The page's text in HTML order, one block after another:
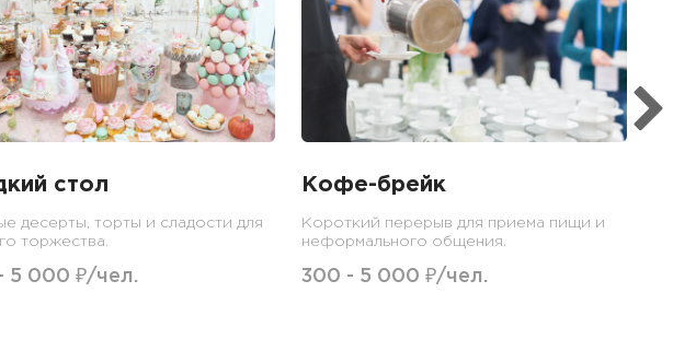
стол
десерты, торты и сладости для
торжества.
5 000 ₽/чел.
Кофе-брейк
Короткий перерыв для приема пищи и
неформального общения.
300 - 5 000 ₽/чел.